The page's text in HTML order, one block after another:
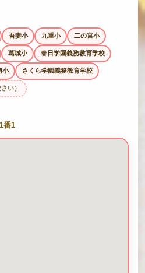
吾妻小 九重小 二の宮小
葛城小 春日学園義務教育学校
小 さくら学園義務教育学校
い）
番1